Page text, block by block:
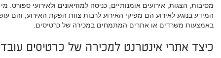
מסיבות, הצגות, אירועים אומנותיים, כניסה למוזיאונים ולאירועי ספורט.
המידע בנוגע לאירוע הם מפיקי האירוע לרבות צוות הפקת האירוע, והם
באמצעות משרדים או אתרים המתמחים במכירה של כרטיסים.
כיצד אתרי אינטרנט למכירה של כרטיסים